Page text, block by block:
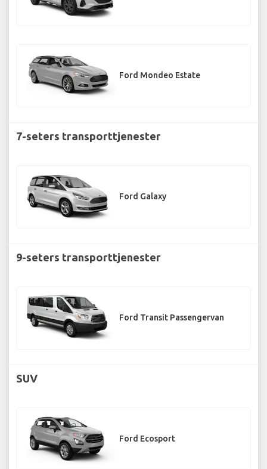
Ford Mondeo Estate
7-seters transporttjenester
Ford Galaxy
9-seters transporttjenester
Ford Transit Passengervan
SUV
Ford Ecosport